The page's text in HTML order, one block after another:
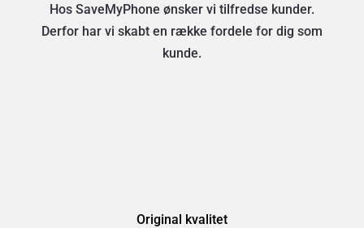
Hos SaveMyPhone ønsker vi tilfredse kunder.
Derfor har vi skabt en række fordele for dig som
kunde.
Original kvalitet